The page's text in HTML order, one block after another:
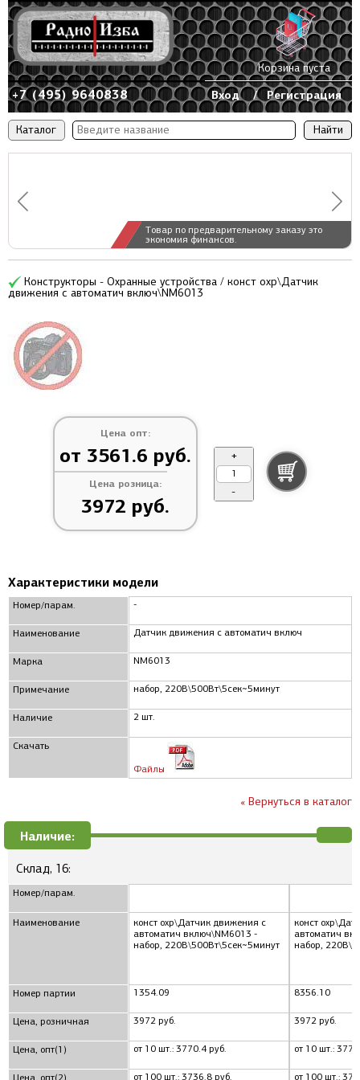
Каталог
Товар по предварительному заказу это
экономия финансов.
+7 (495) 9640838 Вход / Регистрация
Корзина пуста
Конструкторы - Охранные устройства / конст охр\Датчик
движения с автоматич включ\NM6013
Цена опт:
от 3561.6 руб.
Цена розница:
3972 руб.
+
-
Характеристики модели
Номер/парам.
Наименование
Марка
Примечание
Наличие
Скачать
-
Датчик движения с автоматич включ
NM6013
набор, 220В\500Вт\5сек~5минут
2 шт.
Файлы
« Вернуться в каталог
Наличие:
Склад, 16:
Номер/парам.
Наименование
Номер партии
Цена, розничная
Цена, опт(1)
Цена, опт(2)
конст охр\Датчик движения с
автоматич включ\NM6013 -
набор, 220В\500Вт\5сек~5минут
1354.09
3972 руб.
от 10 шт.: 3770.4 руб.
от 100 шт.: 3736.8 руб.
конст
автоматич
набор,
8356.10
3972 руб.
от 10 шт.:
от 100 шт.: